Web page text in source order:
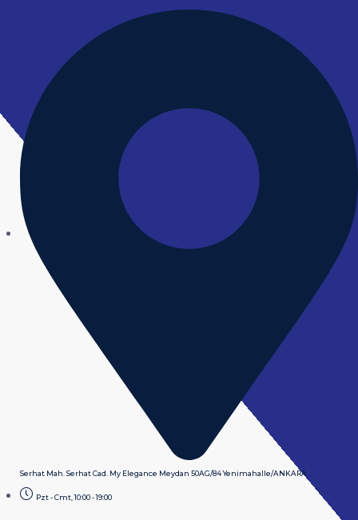
Serhat Mah. Serhat Cad. My Elegance Meydan 50AG/84 Yenimahalle/ANKARA
Pzt - Cmt, 10:00 - 19:00